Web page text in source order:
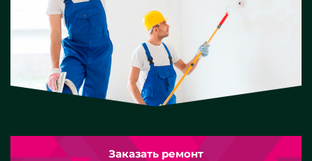
Заказать ремонт